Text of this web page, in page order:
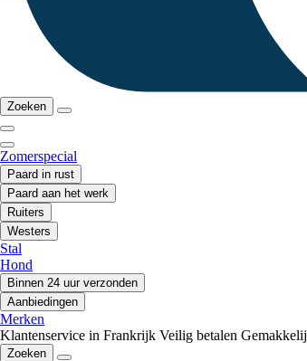
Zoeken
Zomerspecial
Paard in rust
Paard aan het werk
Ruiters
Westers
Stal
Hond
Binnen 24 uur verzonden
Aanbiedingen
Merken
Klantenservice in Frankrijk Veilig betalen
Zoeken